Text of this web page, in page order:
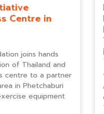
Centre in
joins hands
of Thailand and
centre to a partner
in Phetchaburi
equipment